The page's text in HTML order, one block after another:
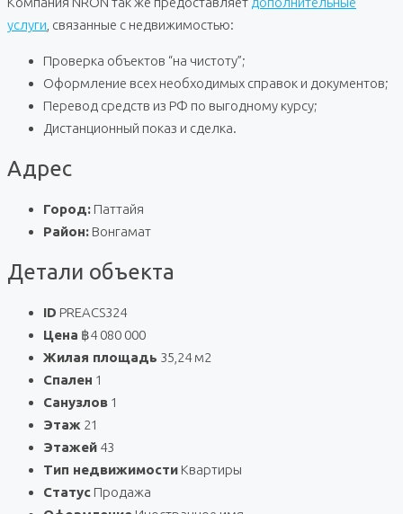
услуги , связанные с недвижимостью:
Проверка объектов “на чистоту”;
Оформление всех необходимых справок и документов;
Перевод средств из РФ по выгодному курсу;
Дистанционный показ и сделка.
Адрес
Город: Паттайя
Район: Вонгамат
Детали объекта
ID PREACS324
Цена ฿4 080 000
Жилая площадь 35,24 м2
Спален 1
Санузлов 1
Этаж 21
Этажей 43
Тип недвижимости Квартиры
Статус Продажа